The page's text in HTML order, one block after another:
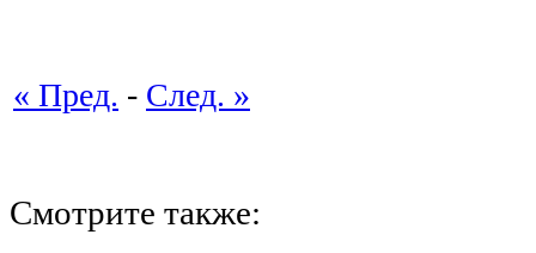
« Пред. - След. »
Смотрите также: